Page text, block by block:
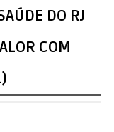
DO RJ
COM